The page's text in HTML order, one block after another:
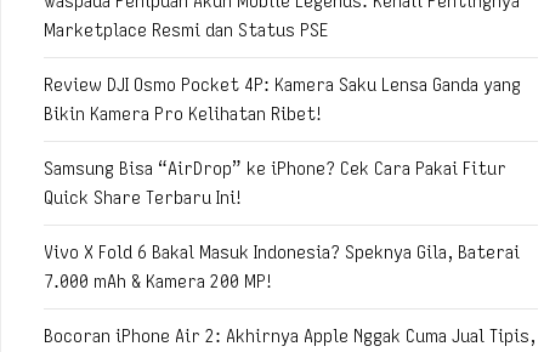
Marketplace Resmi dan Status PSE
Review DJI Osmo Pocket 4P: Kamera Saku Lensa Ganda yang
Bikin Kamera Pro Kelihatan Ribet!
Samsung Bisa “AirDrop” ke iPhone? Cek Cara Pakai Fitur
Quick Share Terbaru Ini!
Vivo X Fold 6 Bakal Masuk Indonesia? Speknya Gila, Baterai
7.000 mAh & Kamera 200 MP!
Bocoran iPhone Air 2: Akhirnya Apple Nggak Cuma Jual Tipis,